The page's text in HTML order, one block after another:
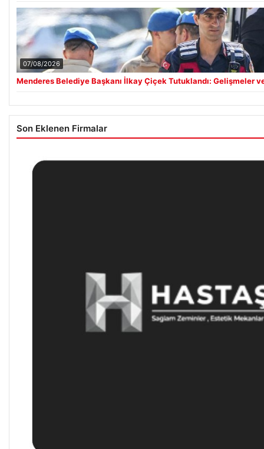
07/08/2026
Menderes Belediye Başkanı İlkay Çiçek Tutuklandı: Gelişmeler
Son Eklenen Firmalar